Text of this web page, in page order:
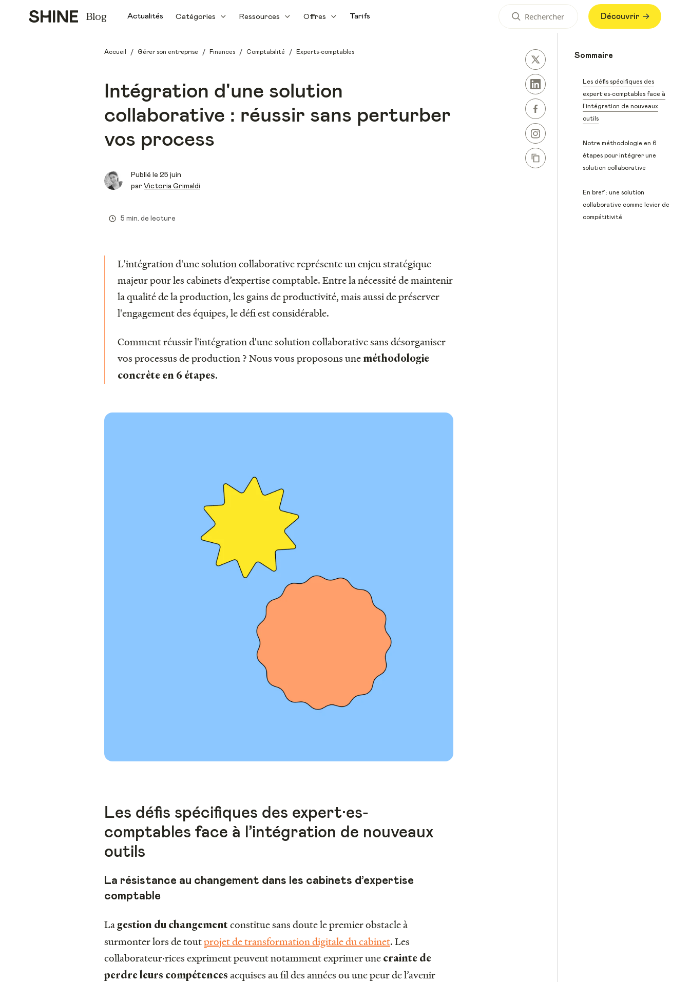
Blog Actualités Catégories Ressources Offres Tarifs Découvrir
Accueil / Gérer son entreprise / Finances / Comptabilité / Experts-comptables
Intégration d'une solution
collaborative : réussir sans perturber
vos process
Publié le 25 juin
par Victoria Grimaldi
5 min. de lecture
L'intégration d'une solution collaborative représente un enjeu stratégique
majeur pour les cabinets d’expertise comptable. Entre la nécessité de maintenir
la qualité de la production, les gains de productivité, mais aussi de préserver
l'engagement des équipes, le défi est considérable.
Comment réussir l'intégration d'une solution collaborative sans désorganiser
vos processus de production ? Nous vous proposons une méthodologie
concrète en 6 étapes.
Les défis spécifiques des expert·es-
comptables face à l’intégration de nouveaux
outils
La résistance au changement dans les cabinets d’expertise
comptable
La gestion du changement constitue sans doute le premier obstacle à
surmonter lors de toutprojet de transformation digitale du cabinet. Les
collaborateur·rices expriment peuvent notamment exprimer une crainte de
perdre leurs compétences acquises au fil des années ou une peur de l’avenir
Sommaire
Les défis spécifiques des
expert·es-comptables face à
l’intégration de nouveaux
outils
Notre méthodologie en 6
étapes pour intégrer une
solution collaborative
En bref : une solution
collaborative comme levier de
compétitivité